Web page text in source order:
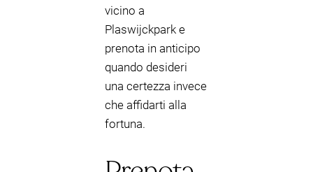
vicino a
Plaswijckpark e
prenota in anticipo
quando desideri
una certezza invece
che affidarti alla
fortuna.